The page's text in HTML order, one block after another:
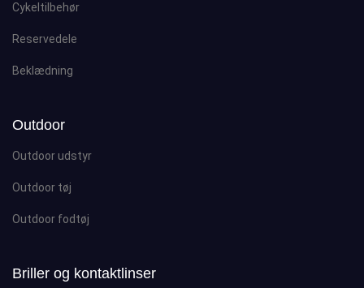
Cykeltilbehør
Reservedele
Beklædning
Outdoor
Outdoor udstyr
Outdoor tøj
Outdoor fodtøj
Briller og kontaktlinser